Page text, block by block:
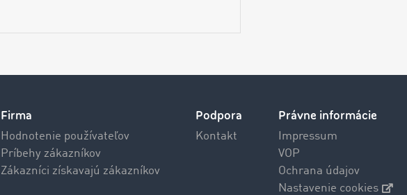
Firma
Hodnotenie používateľov
Príbehy zákazníkov
Zákazníci získavajú zákazníkov
Podpora
Kontakt
Právne informácie
Impressum
VOP
Ochrana údajov
Nastavenie cookies